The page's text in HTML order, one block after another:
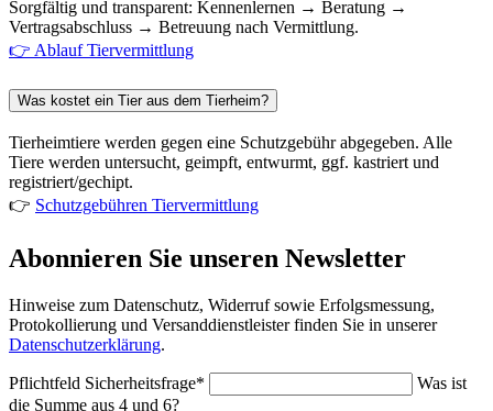
Sorgfältig und transparent: Kennenlernen → Beratung →
Vertragsabschluss → Betreuung nach Vermittlung.
👉 Ablauf Tiervermittlung
Was kostet ein Tier aus dem Tierheim?
Tierheimtiere werden gegen eine Schutzgebühr abgegeben. Alle
Tiere werden untersucht, geimpft, entwurmt, ggf. kastriert und
registriert/gechipt.
👉 Schutzgebühren Tiervermittlung
Abonnieren Sie unseren Newsletter
Hinweise zum Datenschutz, Widerruf sowie Erfolgsmessung,
Protokollierung und Versanddienstleister finden Sie in unserer
Datenschutzerklärung.
Pflichtfeld Sicherheitsfrage*
Was ist
die Summe aus 4 und 6?